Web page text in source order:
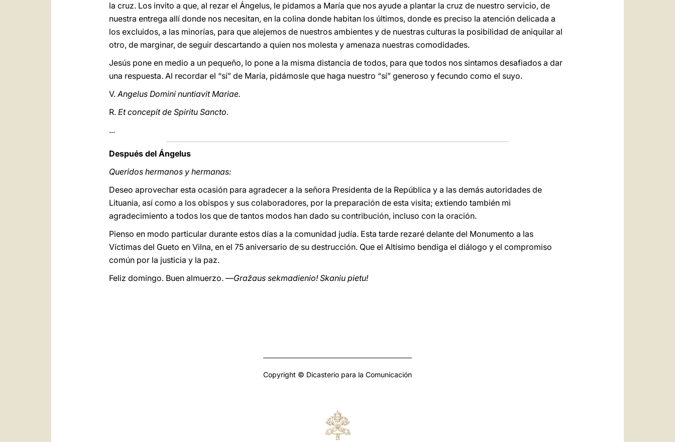
la cruz. Los invito a que, al rezar el Ángelus, le pidamos a María que nos ayude a plantar la cruz de nuestro servicio, de
nuestra entrega allí donde nos necesitan, en la colina donde habitan los últimos, donde es preciso la atención delicada a
los excluidos, a las minorías, para que alejemos de nuestros ambientes y de nuestras culturas la posibilidad de aniquilar al
otro, de marginar, de seguir descartando a quien nos molesta y amenaza nuestras comodidades.
Jesús pone en medio a un pequeño, lo pone a la misma distancia de todos, para que todos nos sintamos desafiados a dar
una respuesta. Al recordar el “sí” de María, pidámosle que haga nuestro “sí” generoso y fecundo como el suyo.
V.Angelus Domini nuntiavit Mariae.
R. Et concepit de Spiritu Sancto.
...
Después del Ángelus
Queridos hermanos y hermanas:
Deseo aprovechar esta ocasión para agradecer a la señora Presidenta de la República y a las demás autoridades de
Lituania, así como a los obispos y sus colaboradores, por la preparación de esta visita; extiendo también mi
agradecimiento a todos los que de tantos modos han dado su contribución, incluso con la oración.
Pienso en modo particular durante estos días a la comunidad judía. Esta tarde rezaré delante del Monumento a las
Víctimas del Gueto en Vilna, en el 75 aniversario de su destrucción. Que el Altísimo bendiga el diálogo y el compromiso
común por la justicia y la paz.
Feliz domingo. Buen almuerzo. —Gražaus sekmadienio! Skaniu pietu!
Copyright © Dicasterio para la Comunicación